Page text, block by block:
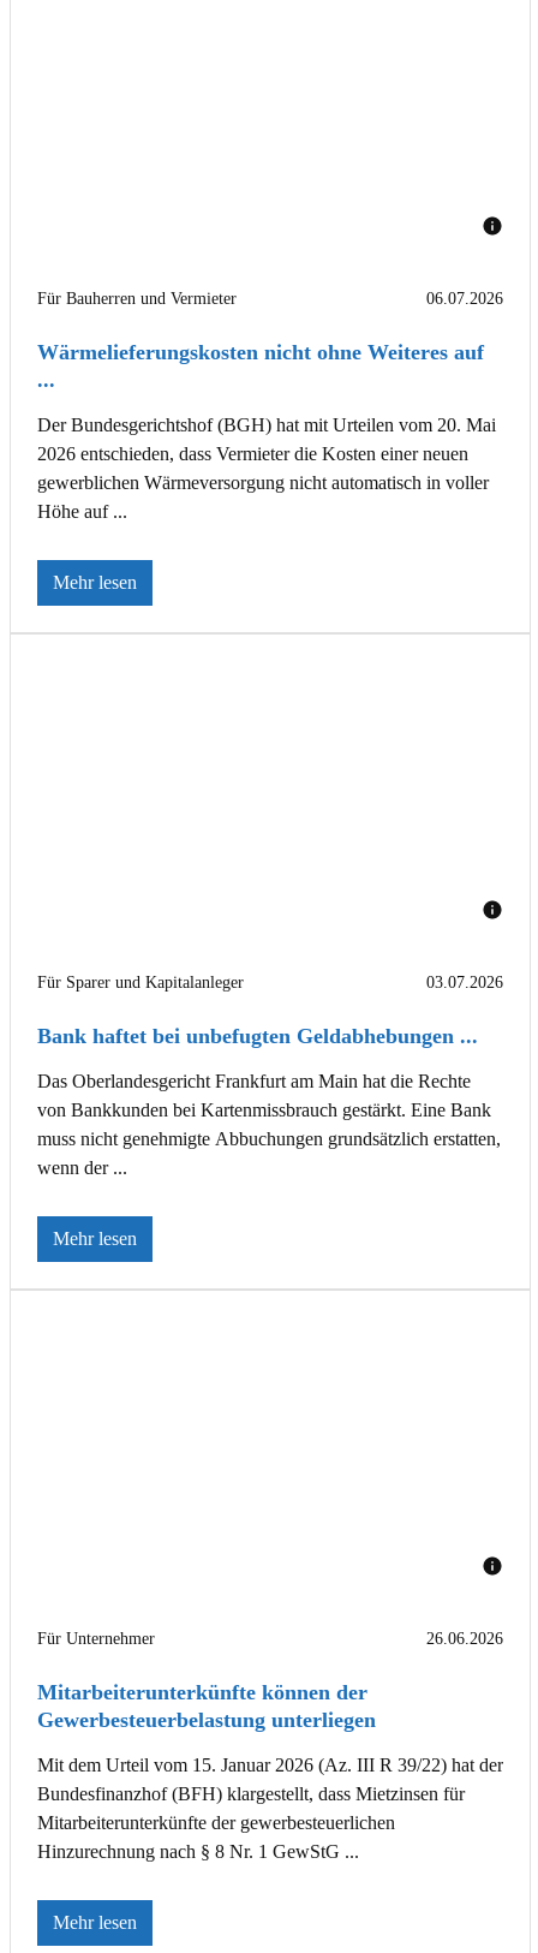
Für Bauherren und Vermieter 06.07.2026
Wärmelieferungskosten nicht ohne Weiteres auf
...
Der Bundesgerichtshof (BGH) hat mit Urteilen vom 20. Mai
2026 entschieden, dass Vermieter die Kosten einer neuen
gewerblichen Wärmeversorgung nicht automatisch in voller
Höhe auf ...
Mehr lesen
Für Sparer und Kapitalanleger 03.07.2026
Bank haftet bei unbefugten Geldabhebungen ...
Das Oberlandesgericht Frankfurt am Main hat die Rechte
von Bankkunden bei Kartenmissbrauch gestärkt. Eine Bank
muss nicht genehmigte Abbuchungen grundsätzlich erstatten,
wenn der ...
Mehr lesen
Für Unternehmer 26.06.2026
Mitarbeiterunterkünfte können der
Gewerbesteuerbelastung unterliegen
Mit dem Urteil vom 15. Januar 2026 (Az. III R 39/22) hat der
Bundesfinanzhof (BFH) klargestellt, dass Mietzinsen für
Mitarbeiterunterkünfte der gewerbesteuerlichen
Hinzurechnung nach § 8 Nr. 1 GewStG ...
Mehr lesen